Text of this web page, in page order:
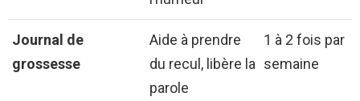
Journal de
grossesse
Aide à prendre
du recul, libère la
parole
1 à 2 fois par
semaine